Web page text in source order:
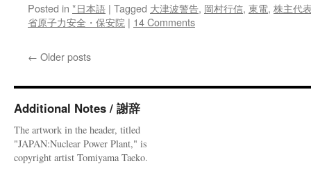
Posted in *日本語 | Tagged 大津波警告, 岡村行信, 東電, 株主代
省原子力安全・保安院 | 14 Comments
← Older posts
Additional Notes / 謝辞
The artwork in the header, titled
"JAPAN:Nuclear Power Plant," is
copyright artist Tomiyama Taeko.